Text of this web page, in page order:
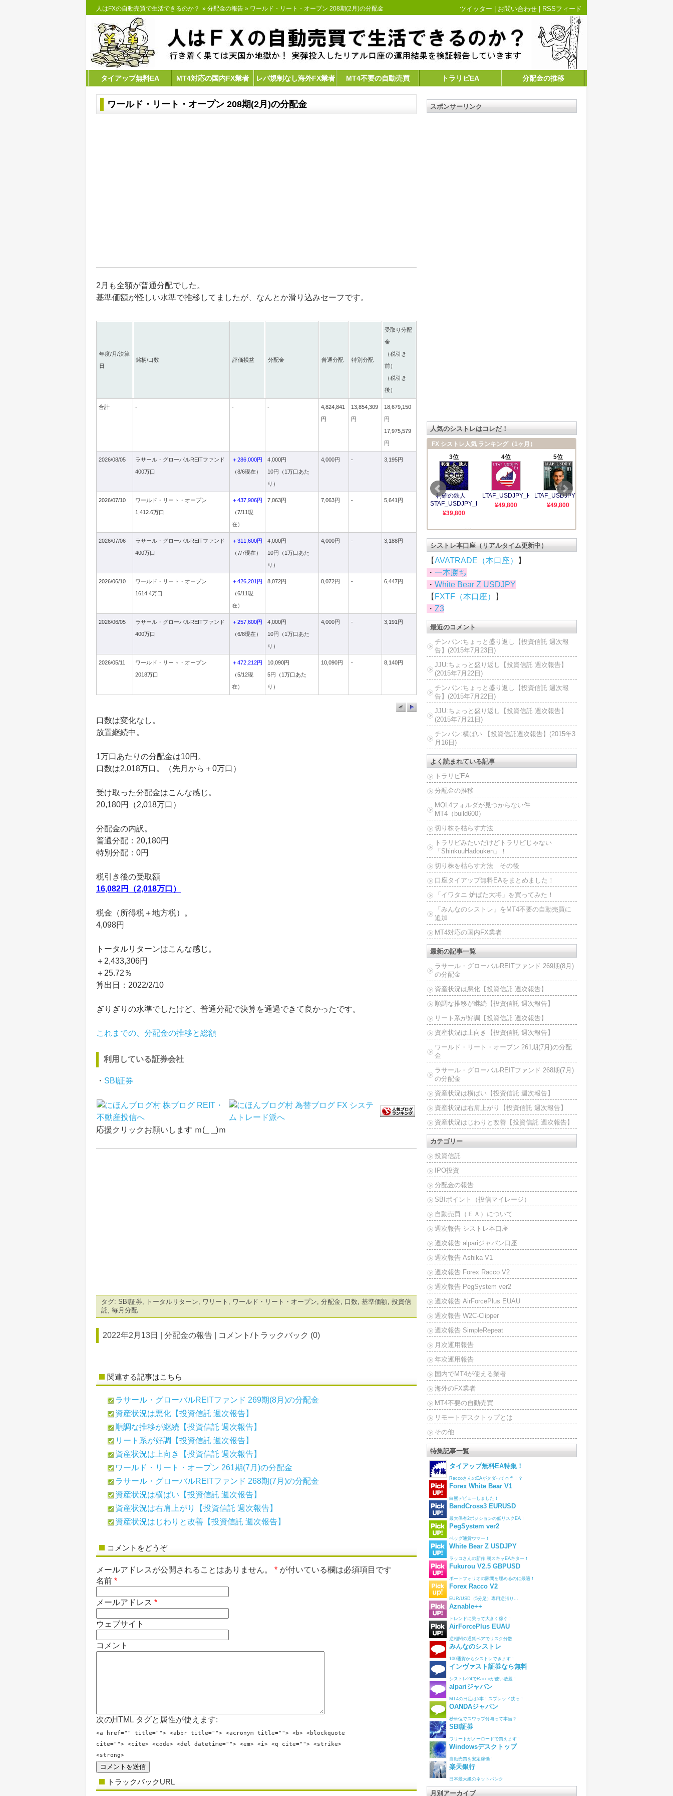
人はFXの自動売買で生活できるのか？ » 分配金の報告 » ワールド・リート・オープン 208期(2月)の分配金 ツイッター お問い合わせ RSSフィード
タイアップ無料EA MT4対応の国内FX業者 レバ規制なし海外FX業者 MT4不要の自動売買 トラリピEA 分配金の推移
ワールド・リート・オープン 208期(2月)の分配金
2月も全額が普通分配でした。
基準価額が怪しい水準で推移してましたが、なんとか滑り込みセーフです。
年度/月/決算
日
銘柄/口数 評価損益 分配金 普通分配 特別分配
受取り分配
金
（税引き
前）
（税引き
後）
合計 - - -
4,824,841
円
13,854,309
円
18,679,150
円
17,975,579
円
2026/08/05
ラサール・グローバルREITファンド
400万口
＋286,000円
（8/6現在）
4,000円
10円（1万口あた
り）
4,000円 - 3,195円
2026/07/10
ワールド・リート・オープン
1,412.6万口
＋437,906円
（7/11現
在）
7,063円 7,063円 - 5,641円
2026/07/06
ラサール・グローバルREITファンド
400万口
＋311,600円
（7/7現在）
4,000円
10円（1万口あた
り）
4,000円 - 3,188円
2026/06/10
ワールド・リート・オープン
1614.4万口
＋426,201円
（6/11現
在）
8,072円 8,072円 - 6,447円
2026/06/05
ラサール・グローバルREITファンド
400万口
＋257,600円
（6/8現在）
4,000円
10円（1万口あた
り）
4,000円 - 3,191円
2026/05/11
ワールド・リート・オープン
2018万口
＋472,212円
（5/12現
在）
10,090円
5円（1万口あた
り）
10,090円 - 8,140円
口数は変化なし。
放置継続中。
1万口あたりの分配金は10円。
口数は2,018万口。（先月から＋0万口）
受け取った分配金はこんな感じ。
20,180円（2,018万口）
分配金の内訳。
普通分配：20,180円
特別分配：0円
税引き後の受取額
16,082円（2,018万口）
税金（所得税＋地方税）。
4,098円
トータルリターンはこんな感じ。
＋2,433,306円
＋25.72％
算出日：2022/2/10
ぎりぎりの水準でしたけど、普通分配で決算を通過できて良かったです。
これまでの、分配金の推移と総額
利用している証券会社
・ SBI証券
応援クリックお願いします ｍ(_ _)ｍ
タグ: SBI証券, トータルリターン, ワリート , ワールド・リート・オープン, 分配金, 口数, 基準価額, 投資信
託, 毎月分配
2022年2月13日 | 分配金の報告 コメント/トラックバック (0)
関連する記事はこちら
ラサール・グローバルREITファンド 269期(8月)の分配金
資産状況は悪化【投資信託 週次報告】
順調な推移が継続【投資信託 週次報告】
リート系が好調【投資信託 週次報告】
資産状況は上向き【投資信託 週次報告】
ワールド・リート・オープン 261期(7月)の分配金
ラサール・グローバルREITファンド 268期(7月)の分配金
資産状況は横ばい【投資信託 週次報告】
資産状況は右肩上がり【投資信託 週次報告】
資産状況はじわりと改善【投資信託 週次報告】
コメントをどうぞ
メールアドレスが公開されることはありません。 * が付いている欄は必須項目です
名前 *
メールアドレス *
ウェブサイト
コメント
次のHTML タグと属性が使えます:
<a href="" title=""> <abbr title=""> <acronym title=""> <b> <blockquote
cite=""> <cite> <code> <del datetime=""> <em> <i> <q cite=""> <strike>
<strong>
トラックバックURL
スポンサーリンク
人気のシストレはコレだ！
シストレ本口座（リアルタイム更新中）
【AVATRADE（本口座）
】
・ 一本勝ち
・ White Bear Z USDJPY
【 FXTF（本口座）
】
・ Z3
最近のコメント
チンパン:ちょっと盛り返し【投資信託 週次報
告】(2015年7月23日)
JJU:ちょっと盛り返し【投資信託 週次報告】
(2015年7月22日)
チンパン:ちょっと盛り返し【投資信託 週次報
告】(2015年7月22日)
JJU:ちょっと盛り返し【投資信託 週次報告】
(2015年7月21日)
チンパン:横ばい 【投資信託週次報告】(2015年3
月16日)
よく読まれている記事
トラリピEA
分配金の推移
MQL4フォルダが見つからない件
MT4（build600）
切り株を枯らす方法
トラリピみたいだけどトラリピじゃない
「ShinkuuHadouken」！
切り株を枯らす方法 その後
口座タイアップ無料EAをまとめました！
「イワタニ 炉ばた大将」を買ってみた！
「みんなのシストレ」をMT4不要の自動売買に
追加
MT4対応の国内FX業者
最新の記事一覧
ラサール・グローバルREITファンド 269期(8月)
の分配金
資産状況は悪化【投資信託 週次報告】
順調な推移が継続【投資信託 週次報告】
リート系が好調【投資信託 週次報告】
資産状況は上向き【投資信託 週次報告】
ワールド・リート・オープン 261期(7月)の分配
金
ラサール・グローバルREITファンド 268期(7月)
の分配金
資産状況は横ばい【投資信託 週次報告】
資産状況は右肩上がり【投資信託 週次報告】
資産状況はじわりと改善【投資信託 週次報告】
カテゴリー
投資信託
IPO投資
分配金の報告
SBIポイント（投信マイレージ）
自動売買（ＥＡ）について
週次報告 シストレ本口座
週次報告 alpariジャパン口座
週次報告 Ashika V1
週次報告 Forex Racco V2
週次報告 PegSystem ver2
週次報告 AirForcePlus EUAU
週次報告 W2C-Clipper
週次報告 SimpleRepeat
月次運用報告
年次運用報告
国内でMT4が使える業者
海外のFX業者
MT4不要の自動売買
リモートデスクトップとは
その他
特集記事一覧
タイアップ無料EA特集！
RaccoさんのEAがタダって本当！？
Forex White Bear V1
白熊デビューしました！
BandCross3 EURUSD
最大保有2ポジションの低リスクEA！
PegSystem ver2
ペッグ通貨ウマー！
White Bear Z USDJPY
ラッコさんの新作 朝スキャEAキター！
Fukurou V2.5 GBPUSD
ポートフォリオの隙間を埋めるのに最適！
Forex Racco V2
EUR/USD（5分足）専用逆張り...
Aznable++
トレンドに乗って大きく稼ぐ！
AirForcePlus EUAU
逆相関の通貨ペアでリスク分散
みんなのシストレ
100通貨からシストレできます！
インヴァスト証券なら無料
シストレ24でRaccoが使い放題！
alpariジャパン
MT4の日足は5本！スプレッド狭っ！
OANDAジャパン
秒単位でスワップ付与って本当？
SBI証券
ワリートがノーロードで買えます！
Windowsデスクトップ
自動売買を安定稼働！
楽天銀行
日本最大級のネットバンク
月別アーカイブ